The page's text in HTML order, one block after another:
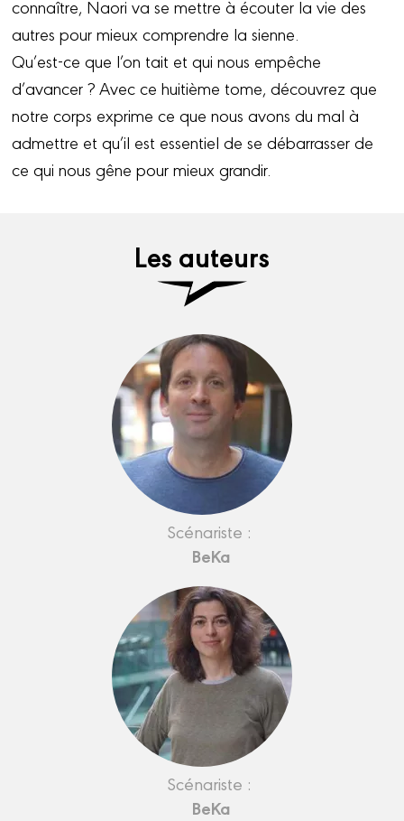
connaître, Naori va se mettre à écouter la vie des
autres pour mieux comprendre la sienne.
Qu’est-ce que l’on tait et qui nous empêche
d’avancer ? Avec ce huitième tome, découvrez que
notre corps exprime ce que nous avons du mal à
admettre et qu’il est essentiel de se débarrasser de
ce qui nous gêne pour mieux grandir.
Les auteurs
Scénariste :
BeKa
Scénariste :
BeKa